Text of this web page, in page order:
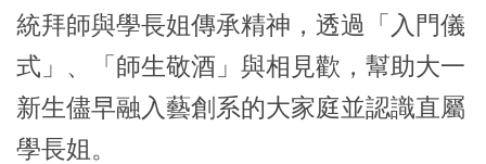
統拜師與學長姐傳承精神，透過「入門儀
式」、「師生敬酒」與相見歡，幫助大一
新生儘早融入藝創系的大家庭並認識直屬
學長姐。